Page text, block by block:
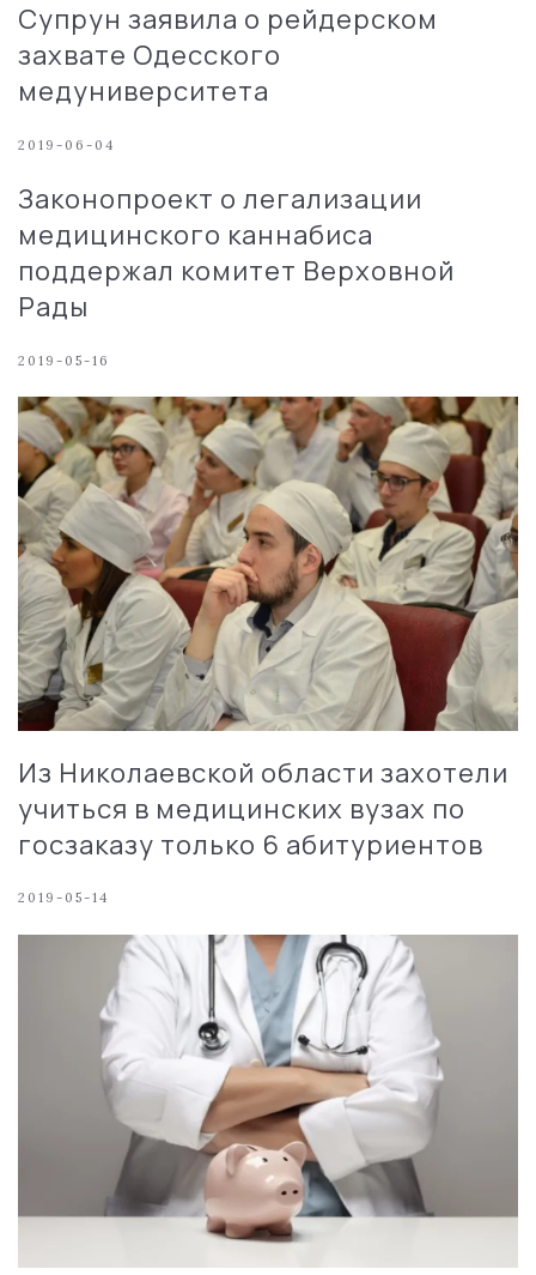
Супрун заявила о рейдерском
захвате Одесского
медуниверситета
2019-06-04
Законопроект о легализации
медицинского каннабиса
поддержал комитет Верховной
Рады
2019-05-16
Из Николаевской области захотели
учиться в медицинских вузах по
госзаказу только 6 абитуриентов
2019-05-14